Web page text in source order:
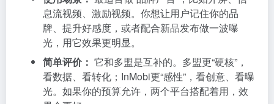
息流视频、激励视频。你想让用户记住你的品
牌、提升好感度，或者配合新品发布做一波曝
光，用它效果更明显。
简单评价： 它和多盟是互补的。多盟更“硬核”，
看数据、看转化；InMobi更“感性”，看创意、看曝
光。如果你的预算允许，两个平台搭配着用，效